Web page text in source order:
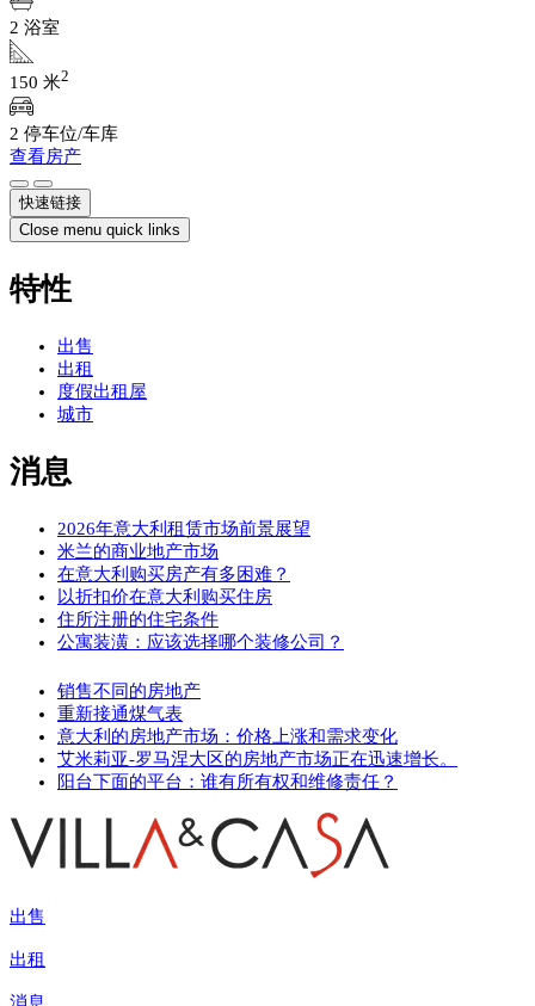
2 浴室
150 米2
2 停车位/车库
查看房产
快速链接
Close menu quick links
特性
出售
出租
度假出租屋
城市
消息
2026年意大利租赁市场前景展望
米兰的商业地产市场
在意大利购买房产有多困难？
以折扣价在意大利购买住房
住所注册的住宅条件
公寓装潢：应该选择哪个装修公司？
销售不同的房地产
重新接通煤气表
意大利的房地产市场：价格上涨和需求变化
艾米莉亚-罗马涅大区的房地产市场正在迅速增长。
阳台下面的平台：谁有所有权和维修责任？
出售
出租
消息